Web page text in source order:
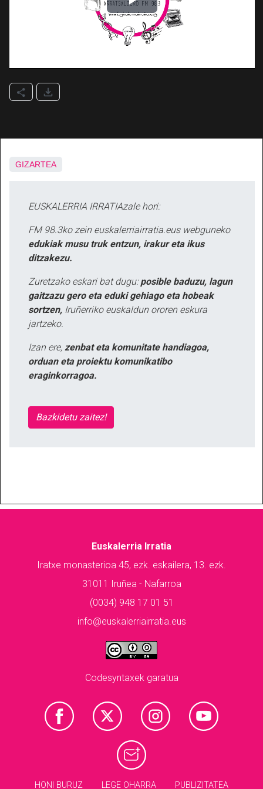
GIZARTEA
EUSKALERRIA IRRATIAzale hori:
FM 98.3ko zein euskalerriairratia.eus webguneko
edukiak musu truk entzun, irakur eta ikus
ditzakezu.
Zuretzako eskari bat dugu: posible baduzu, lagun
gaitzazu gero eta eduki gehiago eta hobeak
sortzen, Iruñerriko euskaldun ororen eskura
jartzeko.
Izan ere, zenbat eta komunitate handiagoa,
orduan eta proiektu komunikatibo
eraginkorragoa.
Bazkidetu zaitez!
Euskalerria Irratia
Iratxe monasterioa 45, ezk. eskailera, 13. ezk.
31011 Iruñea - Nafarroa
(0034) 948 17 01 51
info@euskalerriairratia.eus
Codesyntaxek garatua
HONI BURUZ LEGE OHARRA PUBLIZITATEA